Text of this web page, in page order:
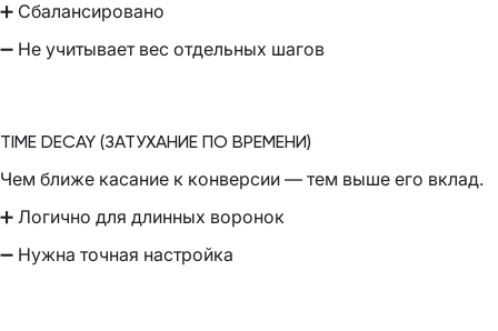
➕ Сбалансировано
➖ Не учитывает вес отдельных шагов
TIME DECAY (ЗАТУХАНИЕ ПО ВРЕМЕНИ)
Чем ближе касание к конверсии — тем выше его вклад.
➕ Логично для длинных воронок
➖ Нужна точная настройка